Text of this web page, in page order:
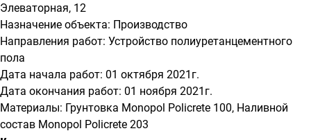
Элеваторная, 12
Назначение объекта: Производство
Направления работ: Устройство полиуретанцементного
пола
Дата начала работ: 01 октября 2021г.
Дата окончания работ: 01 ноября 2021г.
Материалы: Грунтовка Monopol Policrete 100, Наливной
состав Monopol Policrete 203